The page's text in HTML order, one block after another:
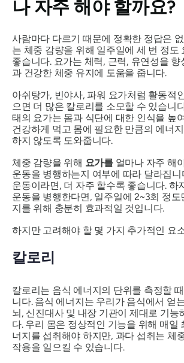
나 자주 해야 할까요?
사람마다 다르기 때문에 정확한 정답은
는 체중 감량을 위해 일주일에 세 번 정도
좋습니다. 요가는 체력, 근력, 유연성을
과 건강한 체중 유지에 도움을 줍니다.
아쉬탕가, 빈야사, 파워 요가처럼 활동적
으면 더 많은 칼로리를 소모할 수 있습니
태의 요가는 몸과 식단에 대한 인식을 높
건강하게 먹고 몸에 필요한 만큼의 에너
하지 않도록 도와줍니다.
체중 감량을 위해 요가를얼마나 자주 해
운동을 병행하는지 여부에 따라 달라집
운동이라면, 더 자주 할수록 좋습니다. 하
운동을 병행한다면, 일주일에 2~3회 정도
지를 위해 충분히 효과적일 것입니다.
하지만 고려해야 할 몇 가지 추가적인 요
칼로리
칼로리는 음식 에너지의 단위를 측정할
니다. 음식 에너지는 우리가 음식에서 얻
뇌, 신진대사 및 내장 기관이 제대로 기능
다. 우리 몸은 정상적인 기능을 위해 매일
너지를 섭취해야 하지만, 과다 섭취는 체
작용을 일으킬 수 있습니다.